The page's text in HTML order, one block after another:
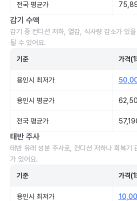
전국 평균가
감기 수액
감기 중 컨디션 저하, 열감, 식사량 감소가 있
될 수 있어요.
기준 가격
용인시 최저가
용인시 평균가
전국 평균가
태반 주사
태반 유래 성분 주사로, 컨디션 저하나 회복기
가 있어요.
기준 가격
용인시 최저가